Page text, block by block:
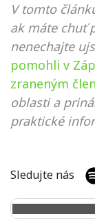
V tomto
ak máte chuť
nenechajte
pomohli v
zraneným
oblasti a
praktické
Sledujte nás